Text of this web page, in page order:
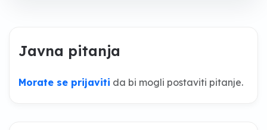
Javna pitanja
Morate se prijaviti da bi mogli postaviti pitanje.